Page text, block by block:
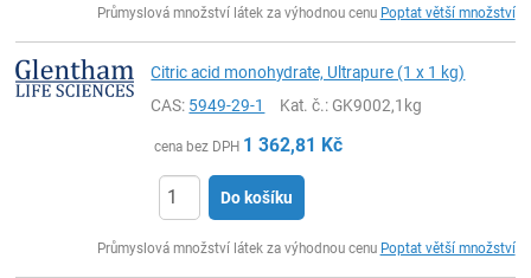
Průmyslová množství látek za výhodnou cenu Poptat větší množství
Citric acid monohydrate, Ultrapure (1 x 1 kg)
CAS: 5949-29-1 Kat. č.: GK9002,1kg
cena bez DPH 1 362,81 Kč
Do košíku
Průmyslová množství látek za výhodnou cenu Poptat větší množství